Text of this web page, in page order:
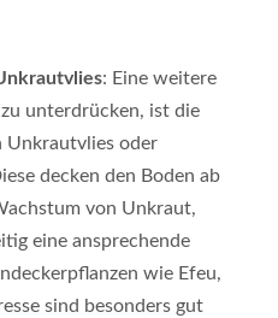
: Eine weitere
unterdrücken, ist die
Unkrautvlies oder
decken den Boden ab
von Unkraut,
eine ansprechende
wie Efeu,
sind besonders gut